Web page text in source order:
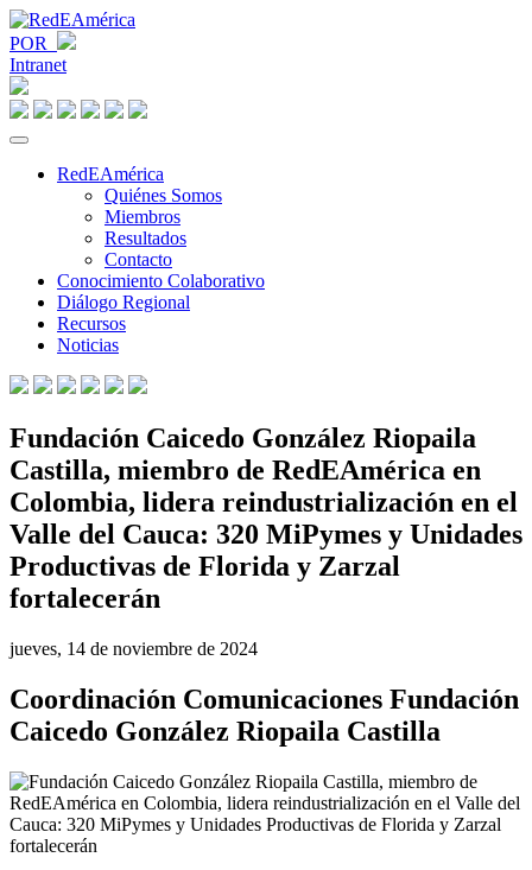
POR
Intranet
RedEAmérica
Quiénes Somos
Miembros
Resultados
Contacto
Conocimiento Colaborativo
Diálogo Regional
Recursos
Noticias
Fundación Caicedo González Riopaila
Castilla, miembro de RedEAmérica en
Colombia, lidera reindustrialización en el
Valle del Cauca: 320 MiPymes y Unidades
Productivas de Florida y Zarzal
fortalecerán
jueves, 14 de noviembre de 2024
Coordinación Comunicaciones Fundación
Caicedo González Riopaila Castilla